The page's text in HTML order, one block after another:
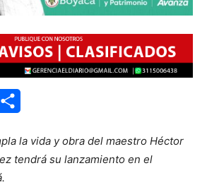
la vida y obra del maestro Héctor
tendrá su lanzamiento en el